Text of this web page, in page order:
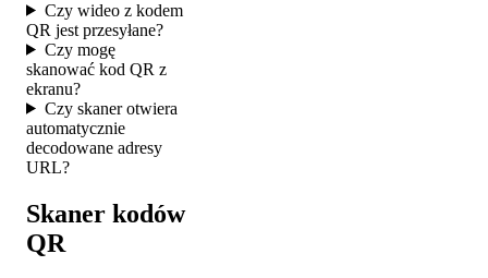
Czy wideo z kodem
QR jest przesyłane?
Czy mogę
skanować kod QR z
ekranu?
Czy skaner otwiera
automatycznie
decodowane adresy
URL?
Skaner kodów
QR